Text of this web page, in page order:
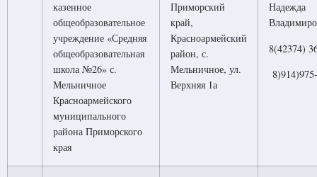
казенное
общеобразовательное
учреждение «Средняя
общеобразовательная
школа №26» с.
Мельничное
Красноармейского
муниципального
района Приморского
края
Приморский
край,
Красноармейский
район, с.
Мельничное, ул.
Верхняя 1а
Надежда
8(42374)